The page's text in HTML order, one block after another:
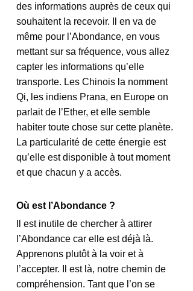
des informations auprès de ceux qui
souhaitent la recevoir. Il en va de
même pour l’Abondance, en vous
mettant sur sa fréquence, vous allez
capter les informations qu’elle
transporte. Les Chinois la nomment
Qi, les indiens Prana, en Europe on
parlait de l’Ether, et elle semble
habiter toute chose sur cette planète.
La particularité de cette énergie est
qu’elle est disponible à tout moment
et que chacun y a accès.
Où est l’Abondance ?
Il est inutile de chercher à attirer
l’Abondance car elle est déjà là.
Apprenons plutôt à la voir et à
l’accepter. Il est là, notre chemin de
compréhension. Tant que l’on se